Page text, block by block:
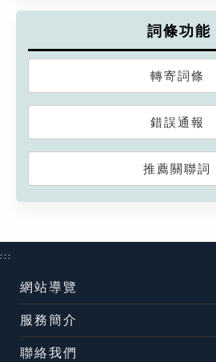
詞條功能
轉寄詞條
錯誤通報
推薦關聯詞
:::
網站導覽
服務簡介
聯絡我們